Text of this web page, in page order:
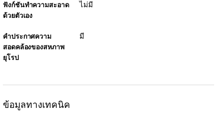
ฟังก์ชันทำความสะอาด
ด้วยตัวเอง
ไม่มี
คำประกาศความ
สอดคล้องของสหภาพ
ยุโรป
มี
ข้อมูลทางเทคนิค